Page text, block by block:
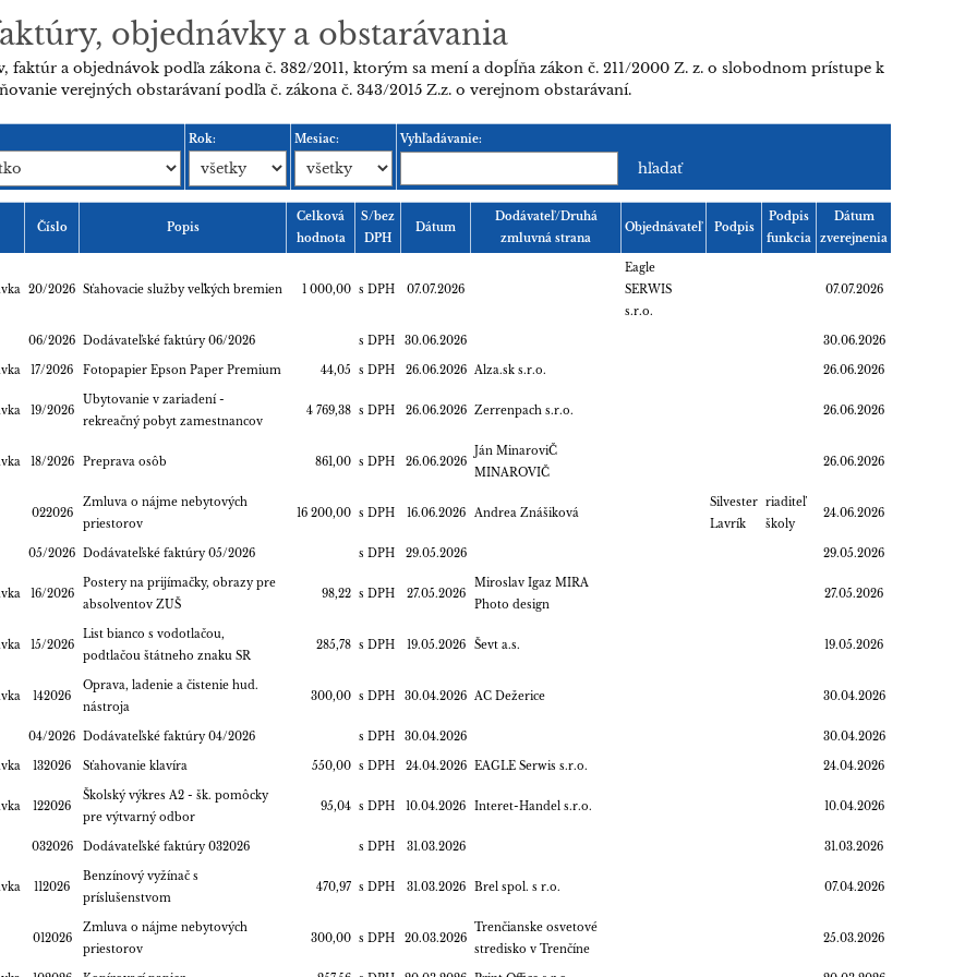
objednávky a obstarávania
faktúr a objednávok podľa zákona č. 382/2011, ktorým sa mení a dopĺňa zákon č. 211/2000 Z. z. o slobodnom prístupe k
verejných obstarávaní podľa č. zákona č. 343/2015 Z.z. o verejnom obstarávaní.
Rok: Mesiac: Vyhľadávanie:
Číslo Popis
Celková
hodnota
S/bez
DPH
Dátum
Dodávateľ/Druhá
zmluvná strana
Objednávateľ Podpis
Podpis
funkcia
Dátum
zverejnenia
20/2026 Sťahovacie služby veľkých bremien 1 000,00 s DPH 07.07.2026
Eagle
SERWIS
s.r.o.
07.07.2026
06/2026 Dodávateľské faktúry 06/2026 s DPH 30.06.2026 30.06.2026
17/2026 Fotopapier Epson Paper Premium 44,05 s DPH 26.06.2026 Alza.sk s.r.o. 26.06.2026
19/2026
Ubytovanie v zariadení -
rekreačný pobyt zamestnancov
4 769,38 s DPH 26.06.2026 Zerrenpach s.r.o. 26.06.2026
18/2026 Preprava osôb 861,00 s DPH 26.06.2026
Ján MinaroviČ
MINAROVIČ
26.06.2026
022026
Zmluva o nájme nebytových
priestorov
16 200,00 s DPH 16.06.2026 Andrea Znášiková
Silvester
Lavrík
riaditeľ
školy
24.06.2026
05/2026 Dodávateľské faktúry 05/2026 s DPH 29.05.2026 29.05.2026
16/2026
Postery na prijímačky, obrazy pre
absolventov ZUŠ
98,22 s DPH 27.05.2026
Miroslav Igaz MIRA
Photo design
27.05.2026
15/2026
List bianco s vodotlačou,
podtlačou štátneho znaku SR
285,78 s DPH 19.05.2026 Ševt a.s. 19.05.2026
142026
Oprava, ladenie a čistenie hud.
nástroja
300,00 s DPH 30.04.2026 AC Dežerice 30.04.2026
04/2026 Dodávateľské faktúry 04/2026 s DPH 30.04.2026 30.04.2026
132026 Sťahovanie klavíra 550,00 s DPH 24.04.2026 EAGLE Serwis s.r.o. 24.04.2026
122026
Školský výkres A2 - šk. pomôcky
pre výtvarný odbor
95,04 s DPH 10.04.2026 Interet-Handel s.r.o. 10.04.2026
032026 Dodávateľské faktúry 032026 s DPH 31.03.2026 31.03.2026
112026
Benzínový vyžínač s
príslušenstvom
470,97 s DPH 31.03.2026 Brel spol. s r.o. 07.04.2026
012026
Zmluva o nájme nebytových
priestorov
300,00 s DPH 20.03.2026
Trenčianske osvetové
stredisko v Trenčíne
25.03.2026